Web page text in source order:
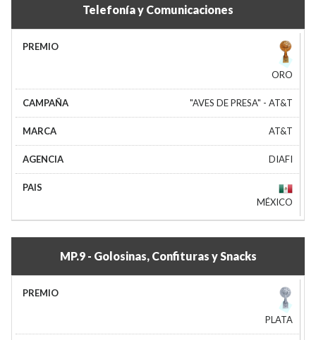
Telefonía y Comunicaciones
ORO
"AVES DE PRESA" - AT&T
AT&T
DIAFI
MÉXICO
MP.9 - Golosinas, Confituras y Snacks
PLATA